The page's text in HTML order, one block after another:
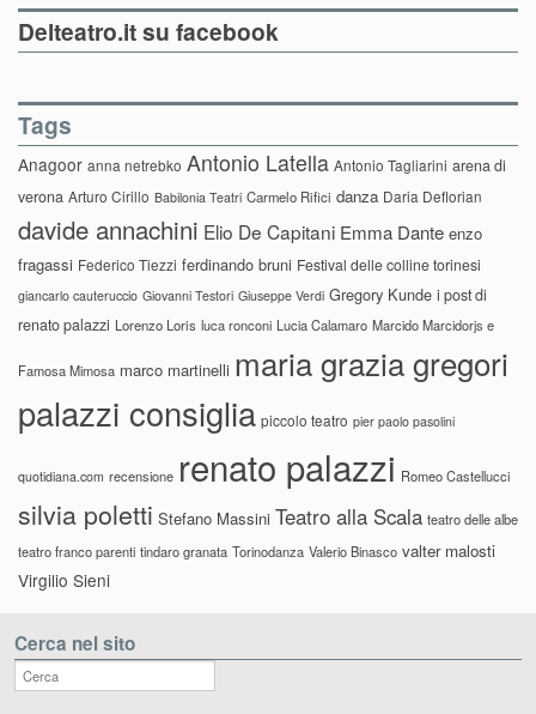
Delteatro.it su facebook
Tags
Anagoor anna netrebko Antonio Latella Antonio Tagliarini arena di
verona Arturo Cirillo Babilonia Teatri Carmelo Rifici danza Daria Deflorian
davide annachini Elio De Capitani Emma Dante enzo
fragassi Federico Tiezzi ferdinando bruni Festival delle colline torinesi
giancarlo cauteruccio Giovanni Testori Giuseppe Verdi Gregory Kunde i post di
renato palazzi Lorenzo Loris luca ronconi Lucia Calamaro Marcido Marcidorjs e
Famosa Mimosa marco martinelli maria grazia gregori
palazzi consiglia piccolo teatro pier paolo pasolini
quotidiana.com recensione renato palazzi Romeo Castellucci
silvia poletti Stefano Massini Teatro alla Scala teatro delle albe
teatro franco parenti tindaro granata Torinodanza Valerio Binasco valter malosti
Virgilio Sieni
Cerca nel sito